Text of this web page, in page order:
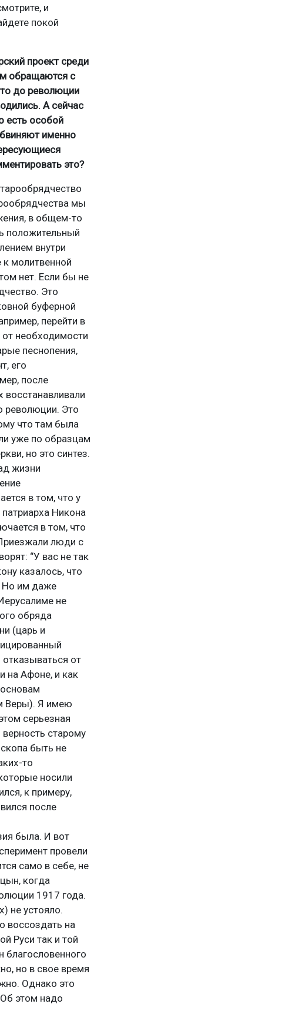
и
покой
проект среди
обращаются с
до революции
А сейчас
есть особой
именно
это?
мы
в общем-то
положительный
внутри
молитвенной
нет. Если бы не
Это
буферной
перейти в
необходимости
песнопения,
его
после
революции. Это
что там была
уже по образцам
но это синтез.
жизни
в том, что у
Никона
в том, что
люди с
“У вас не так
казалось, что
Но им даже
не
обряда
(царь и
от
на Афоне, и как
Веры). Я имею
серьезная
старому
быть не
то
носили
к примеру,
после
была. И вот
провели
само в себе, не
когда
1917 года.
не устояло.
воссоздать на
Руси так и той
благословенного
но в свое время
Однако это
этом надо